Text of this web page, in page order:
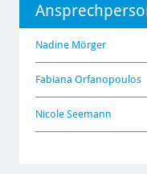
Nadine Mörger
Fabiana Orfanopoulos
Nicole Seemann